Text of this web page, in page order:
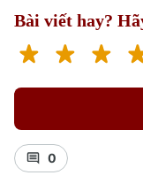
Bài viết hay?
0